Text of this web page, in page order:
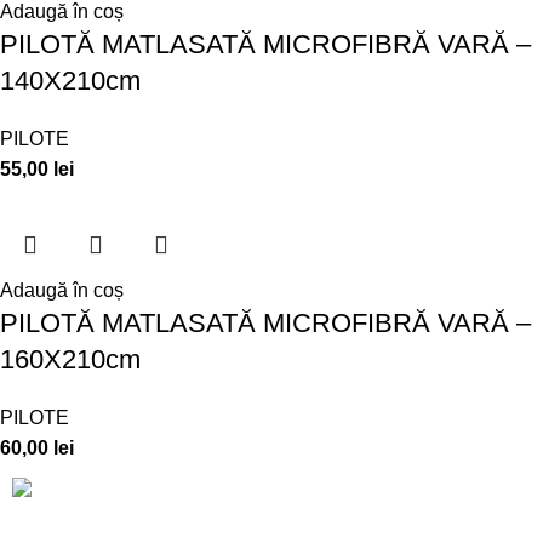
Adaugă în coș
PILOTĂ MATLASATĂ MICROFIBRĂ VARĂ –
140X210cm
PILOTE
55,00 lei
Adaugă în coș
PILOTĂ MATLASATĂ MICROFIBRĂ VARĂ –
160X210cm
PILOTE
60,00 lei